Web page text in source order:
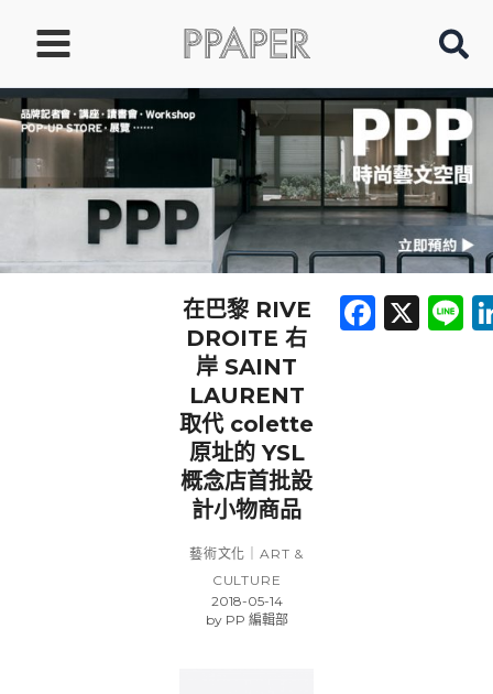
要
內
在巴黎 RIVE
DROITE 右
岸 SAINT
LAURENT
取代 colette
原址的 YSL
概念店首批設
計小物商品
藝術文化｜ART &
CULTURE
2018-05-14
byPP 編輯部
X